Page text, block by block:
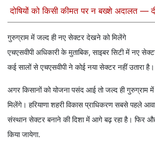
दोषियों को किसी कीमत पर न बख्शे अदालत —
गुरुग्राम में जल्द ही नए सेक्टर देखने को मिलेंगे
एचएसवीपी अधिकारी के मुताबिक, साइबर सिटी में नए
कई सालों से एचएसवीपी ने कोई नया सेक्टर नहीं उतारा है।
अगर किसानों को योजना पसंद आई तो जल्द ही
मिलेंगे। हरियाणा शहरी विकास प्राधिकरण सबसे पहले
संस्थान सेक्टर बनाने की दिशा में आगे बढ़ रहा है। फिर
किया जायेगा.